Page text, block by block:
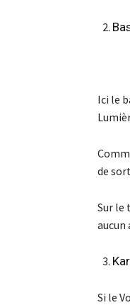
Ici le
de
Sur le
aucun
Si le